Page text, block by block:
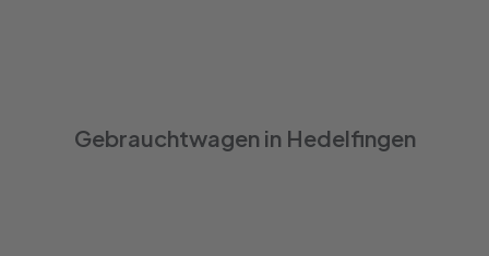
Gebrauchtwagen in Hedelfingen